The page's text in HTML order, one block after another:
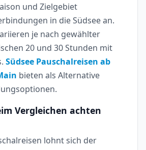
und Zielgebiet
in die Südsee an.
je nach gewählter
20 und 30 Stunden mit
Südsee Pauschalreisen ab
bieten als Alternative
Vergleichen achten
lohnt sich der